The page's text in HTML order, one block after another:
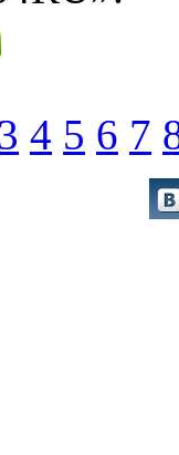
4 5 6 7